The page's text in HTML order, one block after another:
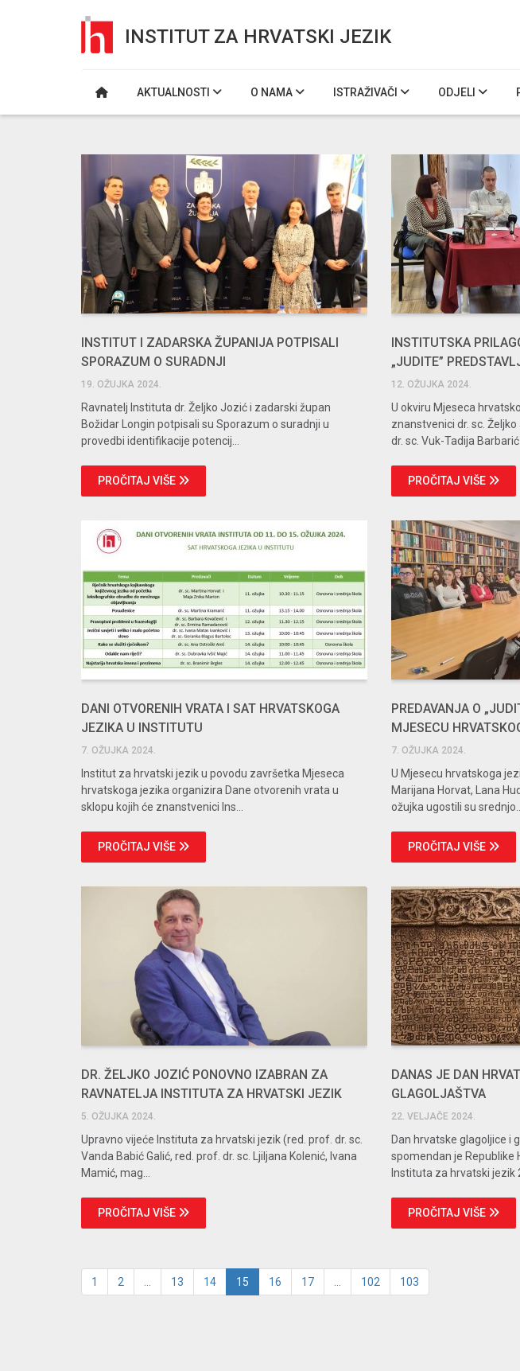
INSTITUT ZA HRVATSKI JEZIK
AKTUALNOSTI O NAMA ISTRAŽIVAČI ODJELI
INSTITUT I ZADARSKA ŽUPANIJA POTPISALI
SPORAZUM O SURADNJI
19. OŽUJKA 2024.
Ravnatelj Instituta dr. Željko Jozić i zadarski župan
Božidar Longin potpisali su Sporazum o suradnji u
provedbi identifikacije potencij...
PROČITAJ VIŠE
INSTITUTSKA
„JUDITE”
BRODU
12. OŽUJKA 2024.
U okviru Mjeseca
znanstvenici dr. sc.
dr. sc. Vuk-Tadija Barbarić
PROČITAJ VIŠE
DANI OTVORENIH VRATA I SAT HRVATSKOGA
JEZIKA U INSTITUTU
7. OŽUJKA 2024.
Institut za hrvatski jezik u povodu završetka Mjeseca
hrvatskoga jezika organizira Dane otvorenih vrata u
sklopu kojih će znanstvenici Ins...
PROČITAJ VIŠE
PREDAVANJA O
MJESECU
7. OŽUJKA 2024.
U Mjesecu hrvatskoga
Marijana Horvat, Lana
ožujka ugostili su srednjo...
PROČITAJ VIŠE
DR. ŽELJKO JOZIĆ PONOVNO IZABRAN ZA
RAVNATELJA INSTITUTA ZA HRVATSKI JEZIK
5. OŽUJKA 2024.
Upravno vijeće Instituta za hrvatski jezik (red. prof. dr. sc.
Vanda Babić Galić, red. prof. dr. sc. Ljiljana Kolenić, Ivana
Mamić, mag...
PROČITAJ VIŠE
DANAS JE DAN
GLAGOLJAŠTVA
22. VELJAČE 2024.
Dan hrvatske glagoljice i
spomendan je Republike
Instituta za hrvatski jezik
PROČITAJ VIŠE
1 2 13 14 15 16 17 102 103